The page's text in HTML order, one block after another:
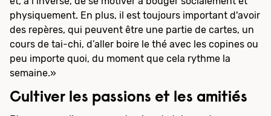
physiquement. En plus, il est toujours important d'avoir
des repères, qui peuvent être une partie de cartes, un
cours de tai-chi, d’aller boire le thé avec les copines ou
peu importe quoi, du moment que cela rythme la
semaine.»
Cultiver les passions et les amitiés